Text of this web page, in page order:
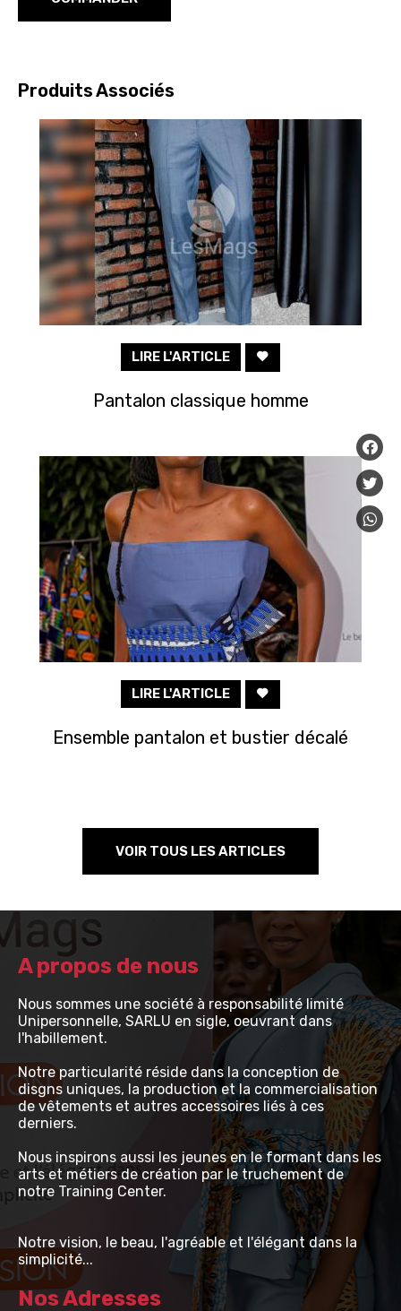
Produits Associés
LIRE L'ARTICLE
Pantalon classique homme
LIRE L'ARTICLE
Ensemble pantalon et bustier décalé
VOIR TOUS LES ARTICLES
A propos de nous
Nous sommes une société à responsabilité limité
Unipersonnelle, SARLU en sigle, oeuvrant dans
l'habillement.
Notre particularité réside dans la conception de
disgns uniques, la production et la commercialisation
de vêtements et autres accessoires liés à ces
derniers.
Nous inspirons aussi les jeunes en le formant dans les
arts et métiers de création par le truchement de
notre Training Center.
Notre vision, le beau, l'agréable et l'élégant dans la
simplicité...
Nos Adresses